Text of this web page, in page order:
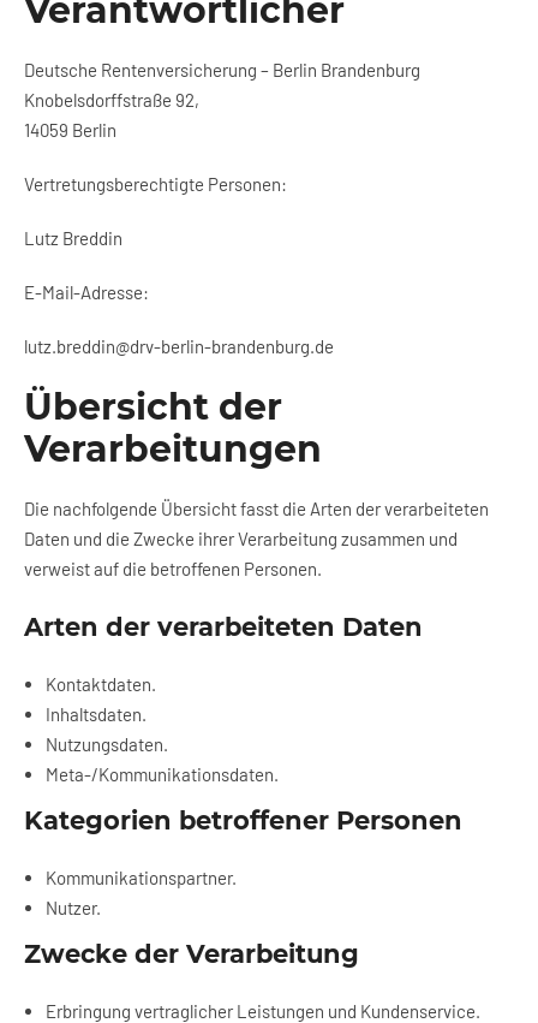
Verantwortlicher
Deutsche Rentenversicherung – Berlin Brandenburg
Knobelsdorffstraße 92,
14059 Berlin
Vertretungsberechtigte Personen:
Lutz Breddin
E-Mail-Adresse:
lutz.breddin@drv-berlin-brandenburg.de
Übersicht der
Verarbeitungen
Die nachfolgende Übersicht fasst die Arten der verarbeiteten
Daten und die Zwecke ihrer Verarbeitung zusammen und
verweist auf die betroffenen Personen.
Arten der verarbeiteten Daten
Kontaktdaten.
Inhaltsdaten.
Nutzungsdaten.
Meta-/Kommunikationsdaten.
Kategorien betroffener Personen
Kommunikationspartner.
Nutzer.
Zwecke der Verarbeitung
Erbringung vertraglicher Leistungen und Kundenservice.